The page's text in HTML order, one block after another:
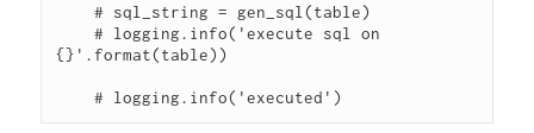
    # sql_string = gen_sql(table)
    # logging.info('execute sql on
{}'.format(table))